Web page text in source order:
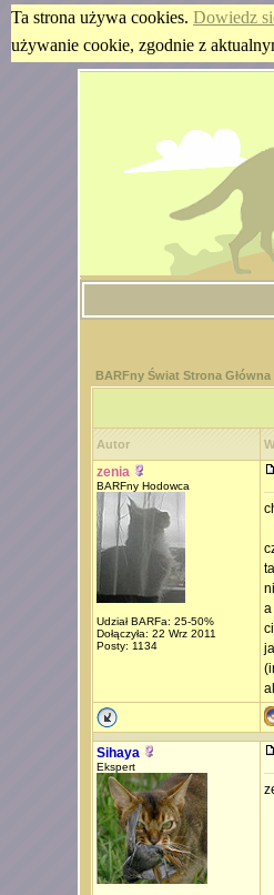
Ta strona używa cookies. Dowiedz
używanie cookie, zgodnie z
BARFny Świat Strona Główna
Autor
zenia
BARFny Hodowca
Udział BARFa: 25-50%
Dołączyła: 22 Wrz 2011
Posty: 1134
a
Sihaya
Ekspert